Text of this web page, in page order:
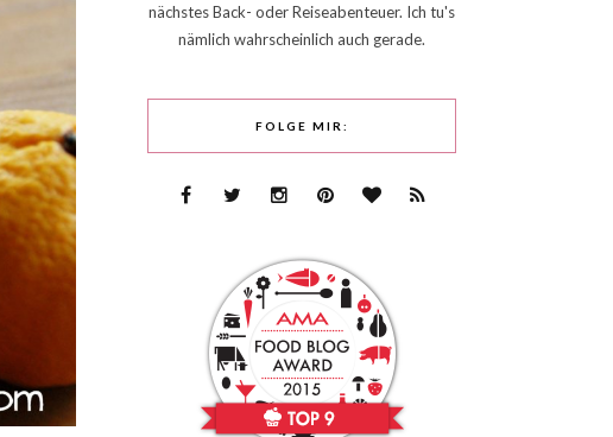
nächstes Back- oder Reiseabenteuer. Ich tu's
nämlich wahrscheinlich auch gerade.
FOLGE MIR: